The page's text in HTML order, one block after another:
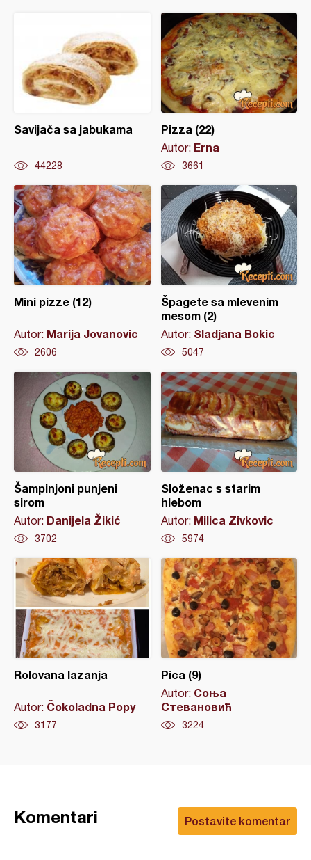
Savijača sa jabukama
44228
Pizza (22)
Autor: Erna
3661
Mini pizze (12)
Autor: Marija Jovanovic
2606
Špagete sa mlevenim
mesom (2)
Autor: Sladjana Bokic
5047
Šampinjoni punjeni
sirom
Autor: Danijela Žikić
3702
Složenac s starim
hlebom
Autor: Milica Zivkovic
5974
Rolovana lazanja
Autor: Čokoladna Popy
3177
Pica (9)
Autor: Соња
Стевановић
3224
Postavite komentar
Komentari